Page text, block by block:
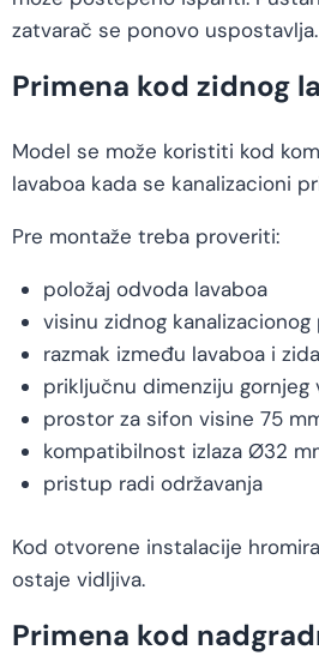
zatvarač se ponovo uspostavlja.
Primena kod zidnog
Model se može koristiti kod
lavaboa kada se kanalizacioni
Pre montaže treba proveriti:
položaj odvoda lavaboa
visinu zidnog
razmak između lavaboa i zida
priključnu dimenziju gornjeg
prostor za sifon visine 75
kompatibilnost izlaza Ø32
pristup radi održavanja
Kod otvorene instalacije
ostaje vidljiva.
Primena kod